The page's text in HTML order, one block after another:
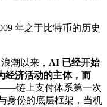
年之于比特币的历史
潮以来， AI 已经开始
经济活动的主体，而
链上支付体系第一次
身份的底层框架，当机